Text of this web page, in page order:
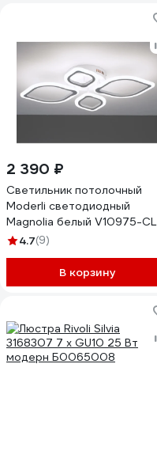
2 390 ₽
Светильник потолочный
Moderli светодиодный
Magnolia белый V10975-CL
4.7(9)
В корзину